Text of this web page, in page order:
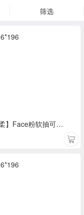
筛选
【洁柔】Face粉软抽可湿水面巾纸 3层110抽18包/提